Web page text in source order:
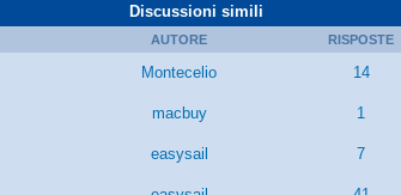
Discussioni simili
AUTORE RISPOSTE
Montecelio 14
macbuy 1
easysail 7